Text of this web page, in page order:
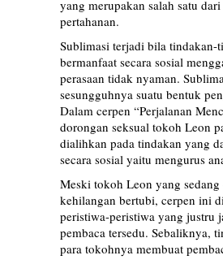
yang merupakan salah satu
pertahanan.
Sublimasi terjadi bila tindakan-
bermanfaat secara sosial
perasaan tidak nyaman.
sesungguhnya suatu bentuk
Dalam cerpen “Perjalanan
dorongan seksual tokoh Leon
dialihkan pada tindakan yang
secara sosial yaitu mengurus
Meski tokoh Leon yang
kehilangan bertubi, cerpen ini
peristiwa-peristiwa yang justru
pembaca tersedu. Sebaliknya,
para tokohnya membuat